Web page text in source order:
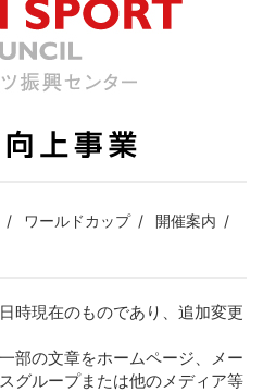
ワールドカップ
開催案内
時現在のものであり、追加変更
部の文章をホームページ、メー
グループまたは他のメディア等